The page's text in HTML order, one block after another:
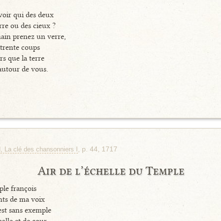
qui des deux
ou des cieux ?
prenez un verre,
coups
que la terre
de vous.
La clé des chansonniers I , p. 44, 1717
Air de l’échelle du Temple
françois
de ma voix
sans exemple